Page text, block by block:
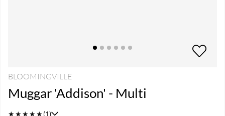
BLOOMINGVILLE
Muggar 'Addison' - Multi
★★★★★(1)